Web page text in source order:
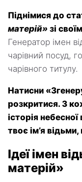
Піднімися до
матерій» зі
Генератор імен
чарівний посуд,
чарівного титулу.
Натисни
розкритися. З
історія
твоє ім’я
Ідеї імен
матерій»